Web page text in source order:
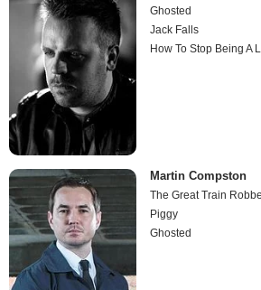
Ghosted
Jack Falls
How To Stop Being A
Martin Compston
The Great Train
Piggy
Ghosted